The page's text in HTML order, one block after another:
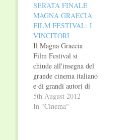
La regia dello speciale
è stata affidata a
Stefano Palatresi. Da
Claudio Santamaria a
Mirca Viola, da Ugo
Gregoretti a Mimmo
Calopresti: tutti i…
SERATA FINALE
MAGNA GRAECIA
FILM FESTIVAL: I
VINCITORI
Il Magna Graecia
Film Festival si
chiude all'insegna del
grande cinema italiano
e di grandi autori di
cui sentiremo
sicuramente parlare. A
5th August 2012
In "Cinema"